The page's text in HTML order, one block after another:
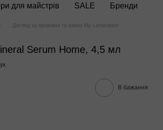
для майстрів SALE Бренди
Догляд за бровами та віями My Lamination
Serum Home, 4,5 мл
В бажання